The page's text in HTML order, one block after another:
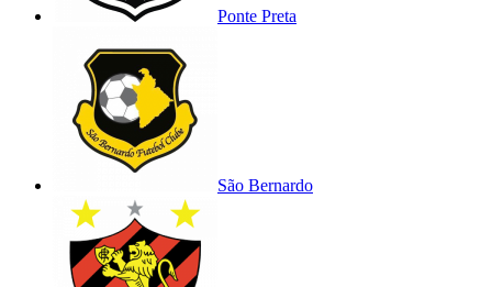
Ponte Preta
São Bernardo